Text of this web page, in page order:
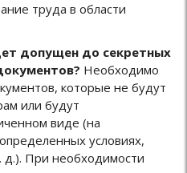
труда в области
допущен до секретных
Необходимо
которые не будут
или будут
виде (на
условиях,
При необходимости